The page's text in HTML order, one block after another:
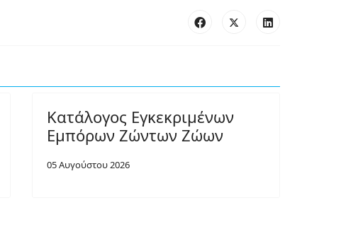
Κατάλογος Εγκεκριμένων
Εμπόρων Ζώντων Ζώων
05 Αυγούστου 2026